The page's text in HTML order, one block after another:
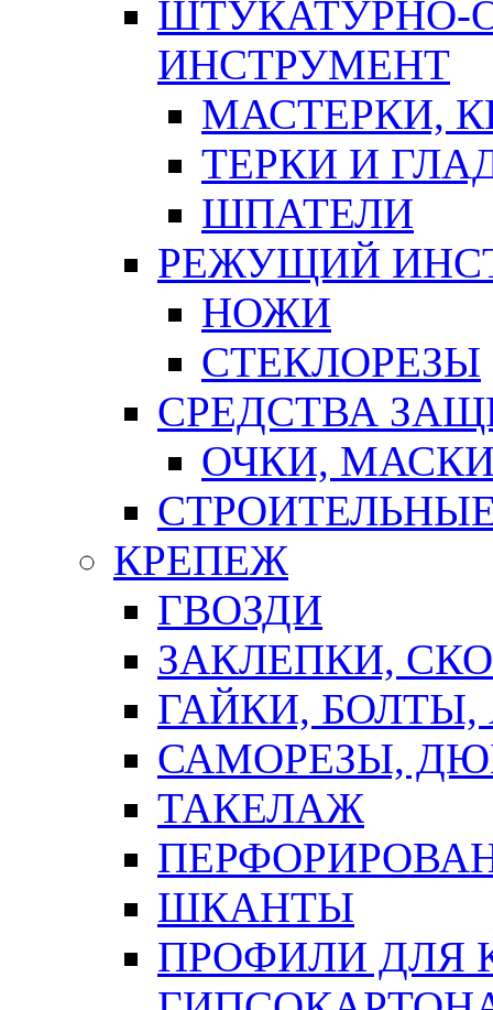
ШТУКАТУРНО-
ИНСТРУМЕНТ
МАСТЕРКИ,
ТЕРКИ И
ШПАТЕЛИ
РЕЖУЩИЙ
НОЖИ
СТЕКЛОРЕЗЫ
СРЕДСТВА
ОЧКИ,
КРЕПЕЖ
ГВОЗДИ
ЗАКЛЕПКИ,
ГАЙКИ,
САМОРЕЗЫ,
ТАКЕЛАЖ
ШКАНТЫ
ПРОФИЛИ ДЛЯ